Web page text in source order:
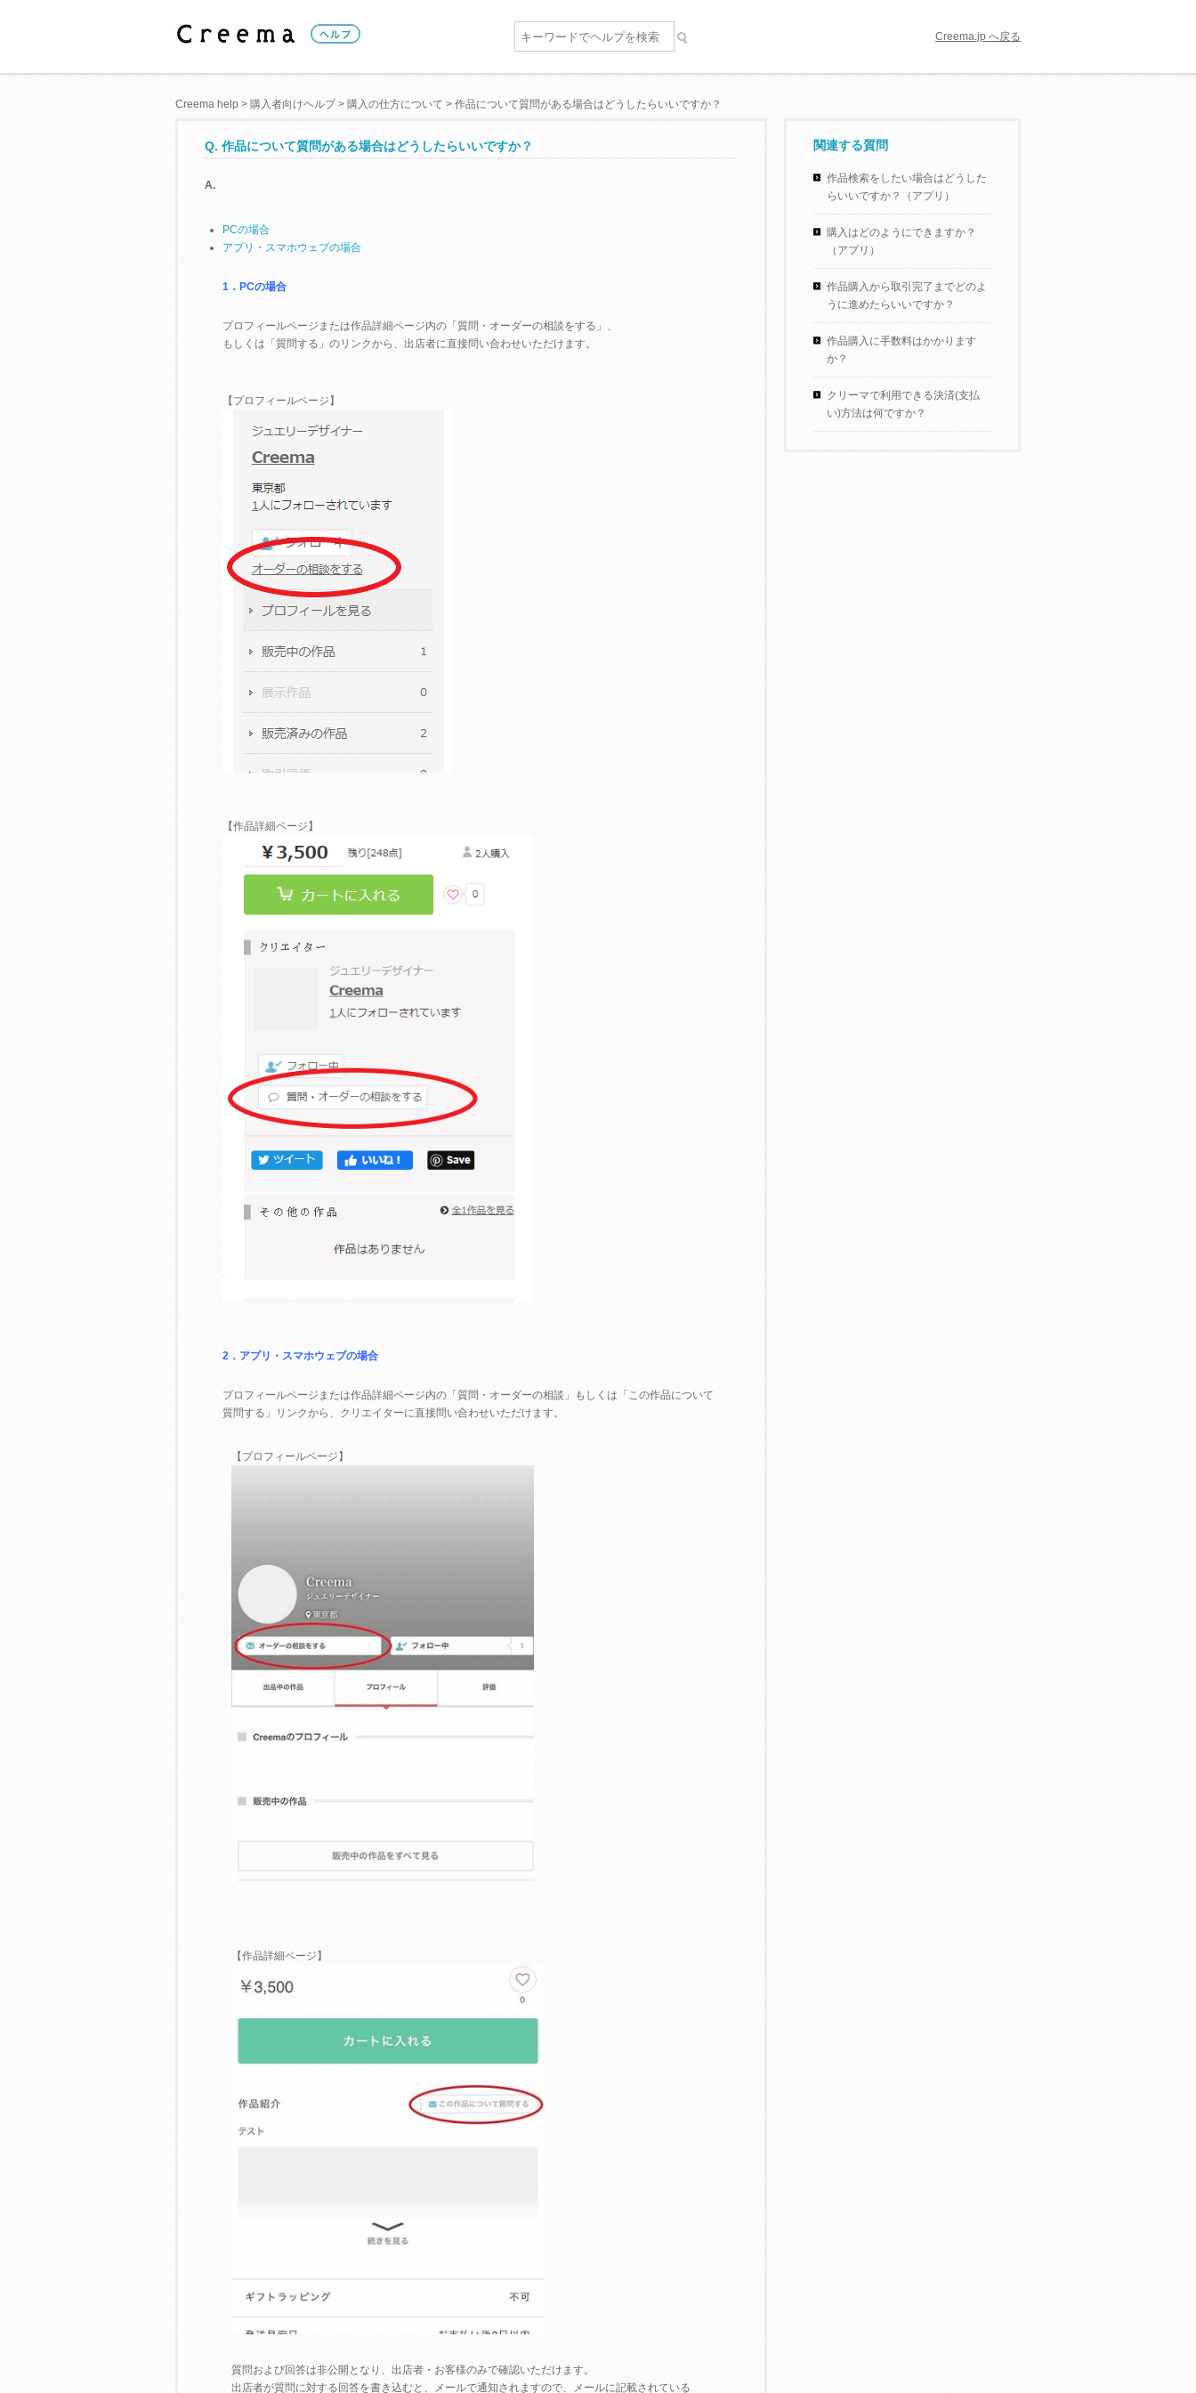
Creema.jp へ戻る
Creema help > 購入者向けヘルプ> 購入の仕方について > 作品について質問がある場合はどうしたらいいですか？
Q. 作品について質問がある場合はどうしたらいいですか？
A.
PCの場合
アプリ・スマホウェブの場合
1．PCの場合
プロフィールページまたは作品詳細ページ内の「質問・オーダーの相談をする」、
もしくは「質問する」のリンクから、出店者に直接問い合わせいただけます。
【プロフィールページ】
【作品詳細ページ】
2．アプリ・スマホウェブの場合
プロフィールページまたは作品詳細ページ内の「質問・オーダーの相談」もしくは「この作品について
質問する」リンクから、クリエイターに直接問い合わせいただけます。
【プロフィールページ】
【作品詳細ページ】
質問および回答は非公開となり、出店者・お客様のみで確認いただけます。
出店者が質問に対する回答を書き込むと、メールで通知されますので、メールに記載されている
関連する質問
作品検索をしたい場合はどうした
らいいですか？（アプリ）
購入はどのようにできますか？
（アプリ）
作品購入から取引完了までどのよ
うに進めたらいいですか？
作品購入に手数料はかかります
か？
クリーマで利用できる決済(支払
い)方法は何ですか？